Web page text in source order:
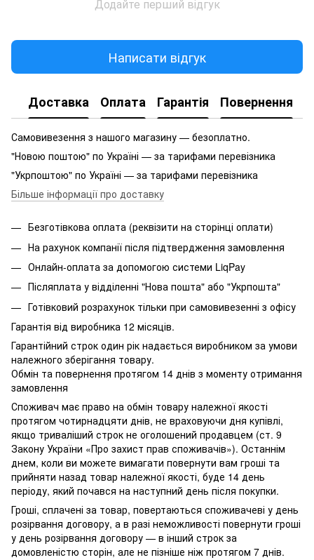
Додайте перший відгук
Написати відгук
Доставка Оплата Гарантія Повернення
Самовивезення з нашого магазину — безоплатно.
"Новою поштою" по Україні — за тарифами перевізника
"Укрпоштою" по Україні — за тарифами перевізника
Більше інформації про доставку
Безготівкова оплата (реквізити на сторінці оплати)
На рахунок компанії після підтвердження замовлення
Онлайн-оплата за допомогою системи LiqPay
Післяплата у відділенні "Нова пошта" або "Укрпошта"
Готівковий розрахунок тільки при самовивезенні з офісу
Гарантія від виробника 12 місяців.
Гарантійний строк один рік надається виробником за умови
належного зберігання товару.
Обмін та повернення протягом 14 днів з моменту отримання
замовлення
Споживач має право на обмін товару належної якості
протягом чотирнадцяти днів, не враховуючи дня купівлі,
якщо триваліший строк не оголошений продавцем (ст. 9
Закону України «Про захист прав споживачів»). Останнім
днем, коли ви можете вимагати повернути вам гроші та
прийняти назад товар належної якості, буде 14 день
періоду, який почався на наступний день після покупки.
Гроші, сплачені за товар, повертаються споживачеві у день
розірвання договору, а в разі неможливості повернути гроші
у день розірвання договору — в інший строк за
домовленістю сторін, але не пізніше ніж протягом 7 днів.